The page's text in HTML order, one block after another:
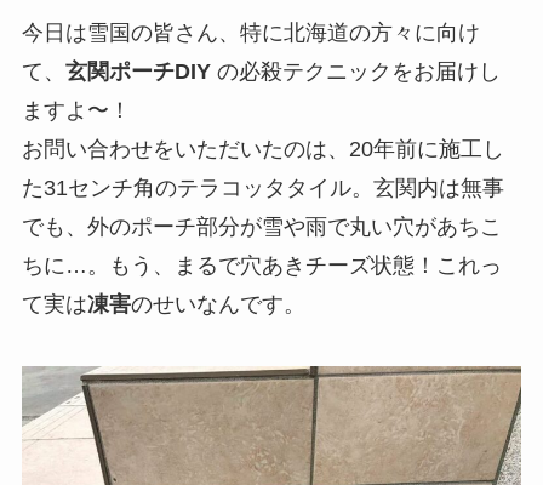
今日は雪国の皆さん、特に北海道の方々に向け
て、 玄関ポーチDIYの必殺テクニックをお届けし
ますよ〜！
お問い合わせをいただいたのは、20年前に施工し
た31センチ角のテラコッタタイル。玄関内は無事
でも、外のポーチ部分が雪や雨で丸い穴があちこ
ちに…。もう、まるで穴あきチーズ状態！これっ
て実は凍害のせいなんです。